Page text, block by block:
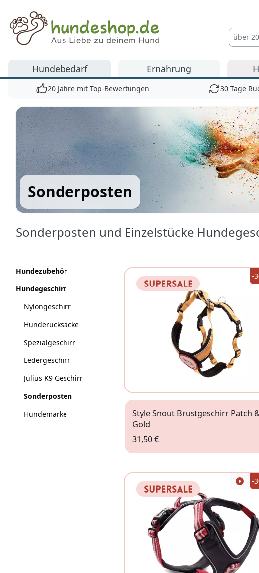
Hundeshop.de
Hundebedarf Ernährung
20 Jahre mit Top-Bewertungen 30 Tage
Sonderposten
Sonderposten und Einzelstücke
Kategorien
Hundezubehör
Hundegeschirr
Nylongeschirr
Hunderucksäcke
Spezialgeschirr
Ledergeschirr
Julius K9 Geschirr
Sonderposten
Hundemarke
-
XS
Style Snout Brustgeschirr Patch
Gold
31,50 €
-